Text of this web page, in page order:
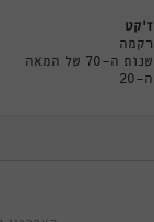
ז'קט
רקמה
שנות ה-70 של המאה
ה-20